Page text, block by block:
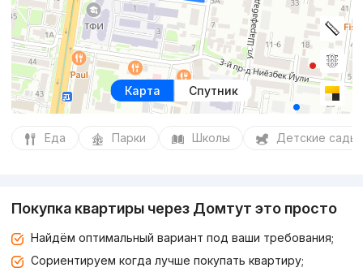
Карта Спутник
Еда Парки Школы Детские сады
Покупка квартиры через Домтут это просто
Найдём оптимальный вариант под ваши требования;
Сориентируем когда лучше покупать квартиру;